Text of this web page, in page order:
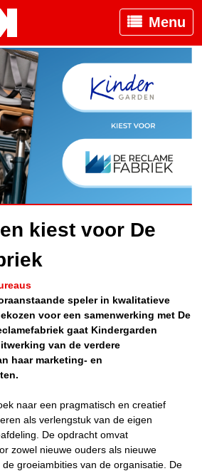
Menu
kiest voor De
speler in kwalitatieve
voor een samenwerking met De
gaat Kindergarden
van de verdere
haar marketing- en
naar een pragmatisch en creatief
als verlengstuk van de eigen
De opdracht omvat
zowel nieuwe ouders als nieuwe
de groeiambities van de organisatie. De